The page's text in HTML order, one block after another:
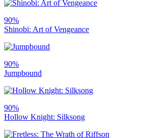
90%
Shinobi: Art of Vengeance
90%
Jumpbound
90%
Hollow Knight: Silksong